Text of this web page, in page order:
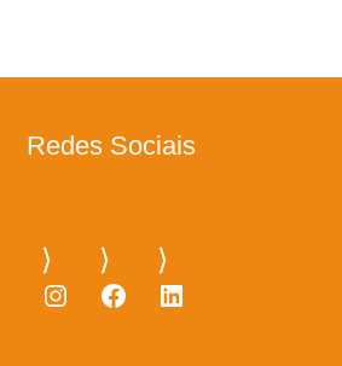
Redes Sociais
Instagram
Facebook
LinkedIn